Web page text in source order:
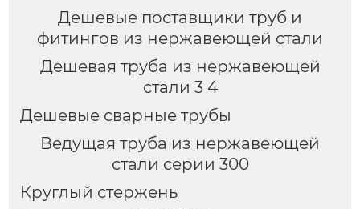
Дешевые поставщики труб и
фитингов из нержавеющей стали
Дешевая труба из нержавеющей
стали 3 4
Дешевые сварные трубы
Ведущая труба из нержавеющей
стали серии 300
Круглый стержень